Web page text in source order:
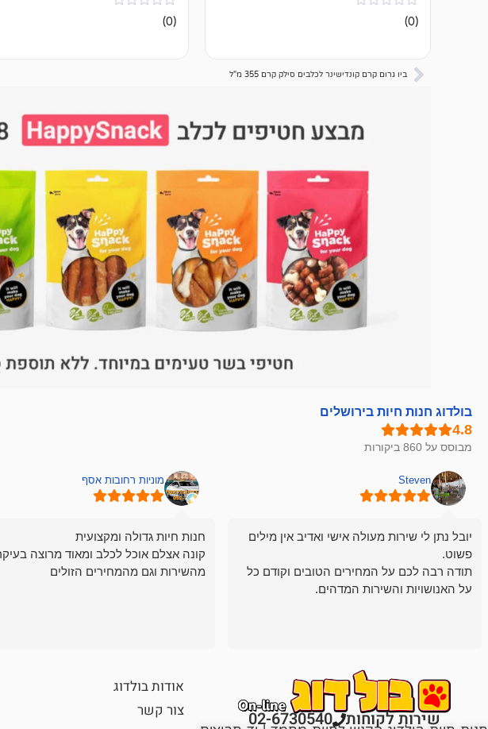
אין
ביקורות
(0)
אין
ביקורות
(0)
ביו גרום קרם קונדישינר לכלבים סילק קרם 355 מ"ל
בולדוג חנות חיות בירושלים
מבוסס על 860 ביקורות
Steven
יובל נתן לי שירות מעולה אישי ואדיב אין מילים
פשוט.
תודה רבה לכם על המחירים הטובים וקודם כל
על האנושויות והשירות המדהים.
מוניות רחובות אסף
חנות חיות גדולה ומקצועית
קונה אצלם אוכל לכלב ומאוד מרוצה
מהשירות וגם מהמחירים הזולים
שירות לקוחות 02-6730540
אודות בולדוג
צור קשר